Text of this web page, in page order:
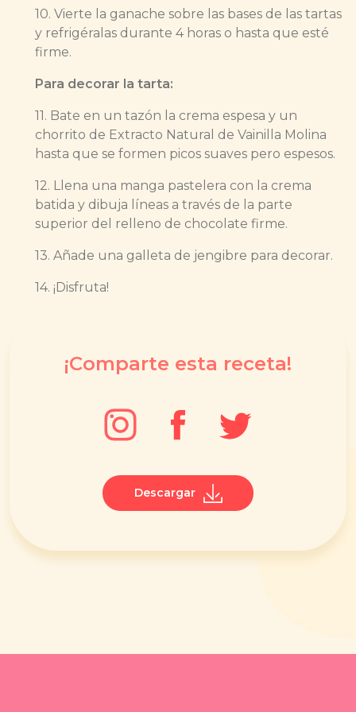
10. Vierte la ganache sobre las bases de las tartas
y refrigéralas durante 4 horas o hasta que esté
firme.
Para decorar la tarta:
11. Bate en un tazón la crema espesa y un
chorrito de Extracto Natural de Vainilla Molina
hasta que se formen picos suaves pero espesos.
12. Llena una manga pastelera con la crema
batida y dibuja líneas a través de la parte
superior del relleno de chocolate firme.
13. Añade una galleta de jengibre para decorar.
14. ¡Disfruta!
¡Comparte esta receta!
Descargar